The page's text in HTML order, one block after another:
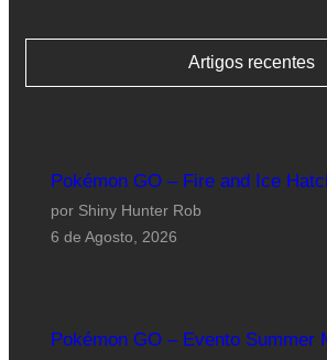
Artigos recentes
Pokémon GO – Fire and Ice
por Shiny Hunter Rob
6 de Agosto, 2026
Pokémon GO – Evento Summer